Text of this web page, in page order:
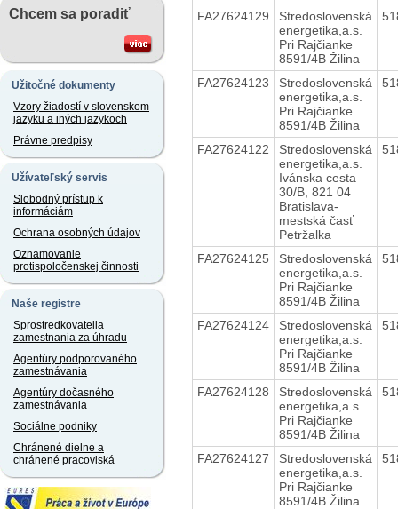
Chcem sa poradiť
Užitočné dokumenty
Vzory žiadostí v slovenskom
jazyku a iných jazykoch
Právne predpisy
Užívateľský servis
Slobodný prístup k
informáciám
Ochrana osobných údajov
Oznamovanie
protispoločenskej činnosti
Naše registre
Sprostredkovatelia
zamestnania za úhradu
Agentúry podporovaného
zamestnávania
Agentúry dočasného
zamestnávania
Sociálne podniky
Chránené dielne a
chránené pracoviská
FA27624129
Stredoslovenská
energetika,a.s.
Pri Rajčianke
8591/4B Žilina
FA27624123
Stredoslovenská
energetika,a.s.
Pri Rajčianke
8591/4B Žilina
FA27624122
Stredoslovenská
energetika,a.s.
Ivánska cesta
30/B, 821 04
Bratislava-
mestská časť
Petržalka
FA27624125
Stredoslovenská
energetika,a.s.
Pri Rajčianke
8591/4B Žilina
FA27624124
Stredoslovenská
energetika,a.s.
Pri Rajčianke
8591/4B Žilina
FA27624128
Stredoslovenská
energetika,a.s.
Pri Rajčianke
8591/4B Žilina
FA27624127
Stredoslovenská
energetika,a.s.
Pri Rajčianke
8591/4B Žilina